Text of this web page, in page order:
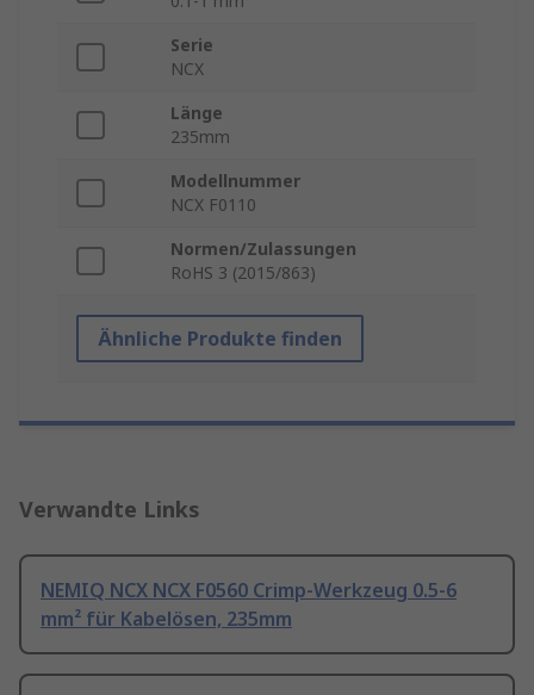
Serie
NCX
Länge
235mm
Modellnummer
NCX F0110
Normen/Zulassungen
RoHS 3 (2015/863)
Ähnliche Produkte finden
Verwandte Links
NEMIQ NCX NCX F0560 Crimp-Werkzeug 0.5-6
mm² für Kabelösen, 235mm